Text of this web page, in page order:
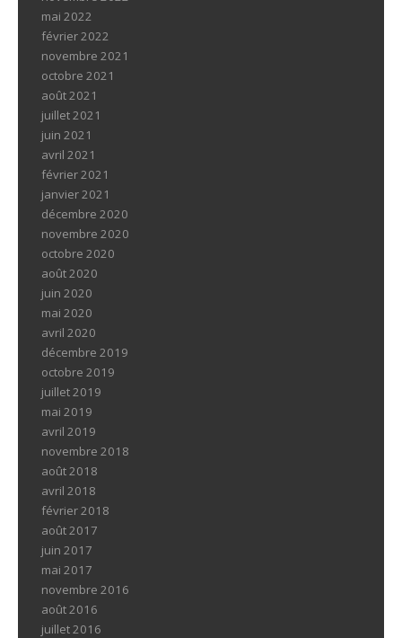
mai 2022
février 2022
novembre 2021
octobre 2021
août 2021
juillet 2021
juin 2021
avril 2021
février 2021
janvier 2021
décembre 2020
novembre 2020
octobre 2020
août 2020
juin 2020
mai 2020
avril 2020
décembre 2019
octobre 2019
juillet 2019
mai 2019
avril 2019
novembre 2018
août 2018
avril 2018
février 2018
août 2017
juin 2017
mai 2017
novembre 2016
août 2016
juillet 2016